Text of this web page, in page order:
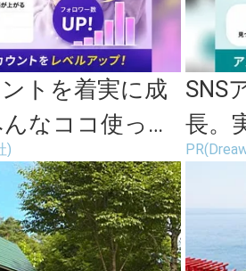
トを着実に成
なココ使って
)
SNS
長。
ます